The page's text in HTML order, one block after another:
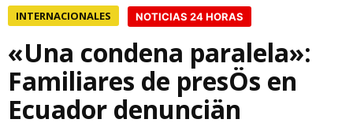
INTERNACIONALES NOTICIAS 24 HORAS
«Una condena paralela»:
Familiares de presÖs en
Ecuador denunciän